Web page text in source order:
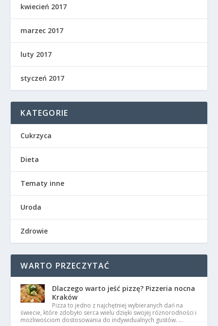
kwiecień 2017
marzec 2017
luty 2017
styczeń 2017
KATEGORIE
Cukrzyca
Dieta
Tematy inne
Uroda
Zdrowie
WARTO PRZECZYTAĆ
Dlaczego warto jeść pizzę? Pizzeria nocna
Kraków
Pizza to jedno z najchętniej wybieranych dań na
świecie, które zdobyło serca wielu dzięki swojej różnorodności i
możliwościom dostosowania do indywidualnych gustów. …